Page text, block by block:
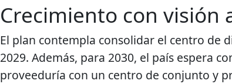
Crecimiento con visión
El plan contempla consolidar el centro de
2029. Además, para 2030, el país espera
proveeduría con un centro de conjunto y